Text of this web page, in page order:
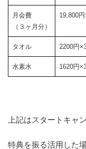
月会費
（３ヶ月分）
19,800
タオル 2200円
水素水 1620円
上記はスタートキャ
特典を振る活用した場